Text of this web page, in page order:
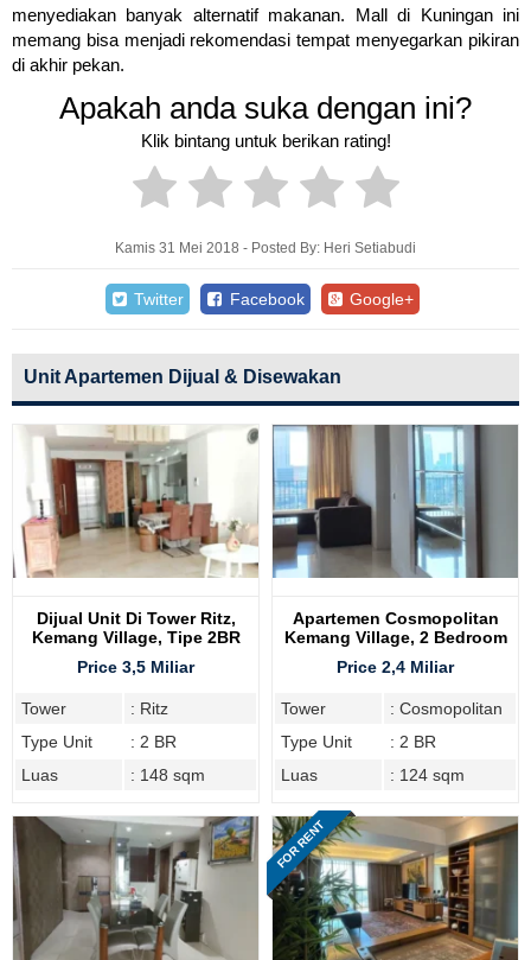
menyediakan banyak alternatif makanan. Mall di Kuningan ini
memang bisa menjadi rekomendasi tempat menyegarkan pikiran
di akhir pekan.
Apakah anda suka dengan ini?
Klik bintang untuk berikan rating!
Kamis 31 Mei 2018 - Posted By: Heri Setiabudi
Twitter Facebook Google+
Unit Apartemen Dijual & Disewakan
Dijual Unit Di Tower Ritz,
Kemang Village, Tipe 2BR
Price 3,5 Miliar
Tower
: Ritz
Type Unit
: 2 BR
Luas
: 148 sqm
Apartemen Cosmopolitan
Kemang Village, 2 Bedroom
Price 2,4 Miliar
Tower
: Cosmopolitan
Type Unit
: 2 BR
Luas
: 124 sqm
FOR RENT